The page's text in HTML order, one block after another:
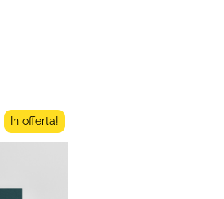
In offerta!